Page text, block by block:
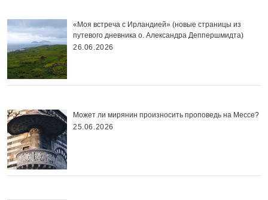
«Моя встреча с Ирландией» (новые страницы из
путевого дневника о. Александра Деппершмидта)
26.06.2026
Может ли мирянин произносить проповедь на Мессе?
25.06.2026